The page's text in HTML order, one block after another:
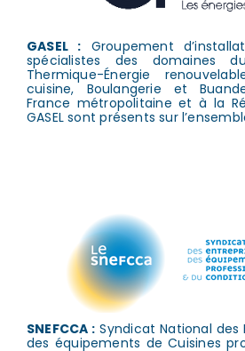
GASEL : Groupement
spécialistes des domaines
Thermique-Énergie
cuisine, Boulangerie et
France métropolitaine et à la
GASEL sont présents sur
SNEFCCA : Syndicat National des
des équipements de Cuisines